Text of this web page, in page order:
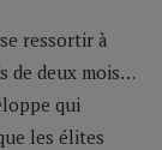
ressortir à
de deux mois…
qui
les élites